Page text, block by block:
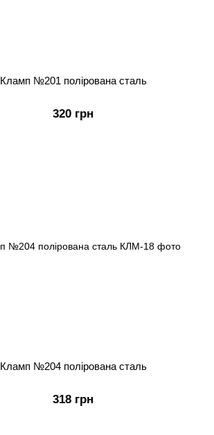
Кламп №201 полірована сталь
320 грн
Кламп №204 полірована сталь
318 грн